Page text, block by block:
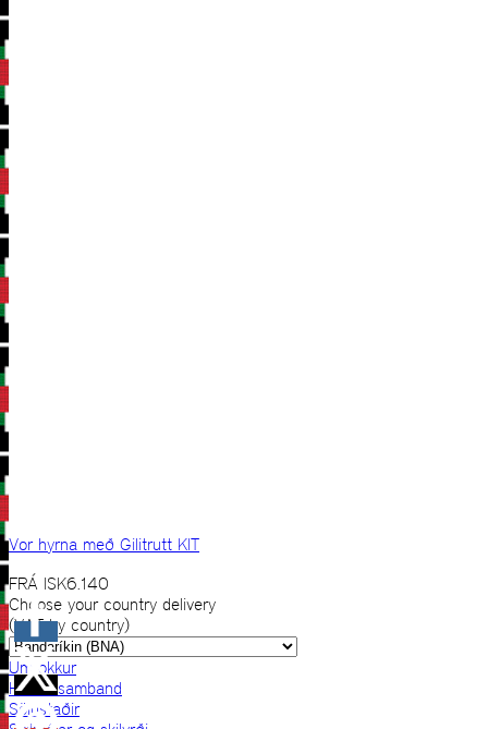
Vor hyrna með Gilitrutt KIT
FRÁ ISK6.140
Choose your country delivery
(VAT by country)
Um okkur
Hafðu samband
Sölustaðir